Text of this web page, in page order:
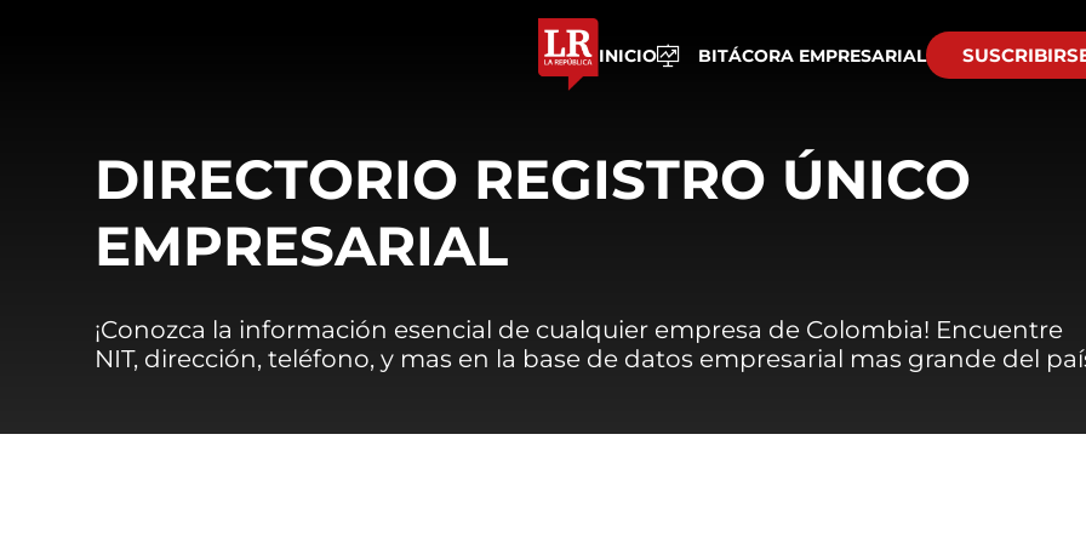
INICIO BITÁCORA EMPRESARIAL
DIRECTORIO REGISTRO ÚNICO
EMPRESARIAL
¡Conozca la información esencial de cualquier empresa de Colombia! Encuentre
NIT, dirección, teléfono, y mas en la base de datos empresarial mas grande del